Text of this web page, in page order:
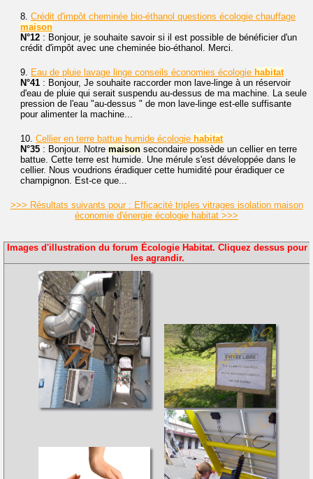
8. Crédit d'impôt cheminée bio-éthanol questions écologie chauffage
maison
N°12 : Bonjour, je souhaite savoir si il est possible de bénéficier d'un
crédit d'impôt avec une cheminée bio-éthanol. Merci.
9. Eau de pluie lavage linge conseils économies écologie habitat
N°41 : Bonjour, Je souhaite raccorder mon lave-linge à un réservoir
d'eau de pluie qui serait suspendu au-dessus de ma machine. La seule
pression de l'eau "au-dessus " de mon lave-linge est-elle suffisante
pour alimenter la machine...
10. Cellier en terre battue humide écologie habitat
N°35 : Bonjour. Notre maison secondaire possède un cellier en terre
battue. Cette terre est humide. Une mérule s'est développée dans le
cellier. Nous voudrions éradiquer cette humidité pour éradiquer ce
champignon. Est-ce que...
>>> Résultats suivants pour : Efficacité triples vitrages isolation maison
économie d'énergie écologie habitat >>>
Images d'illustration du forum Écologie Habitat. Cliquez dessus pour
les agrandir.